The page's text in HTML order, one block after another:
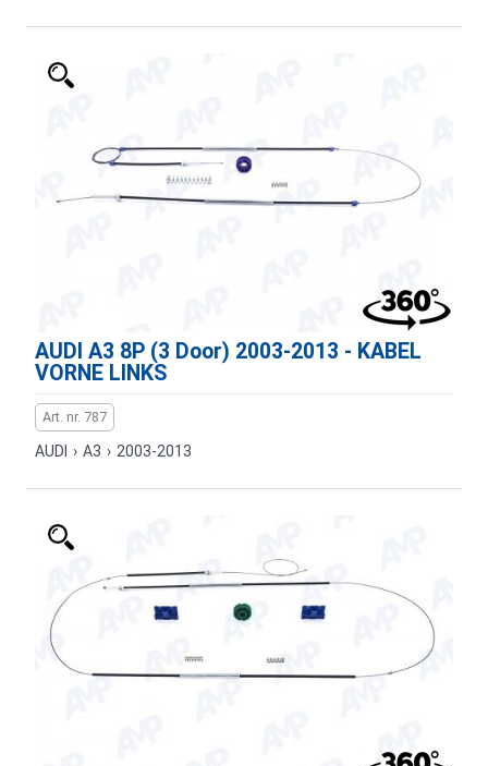
AUDI A3 8P (3 Door) 2003-2013 - KABEL
VORNE LINKS
Art. nr. 787
AUDI › A3 › 2003-2013